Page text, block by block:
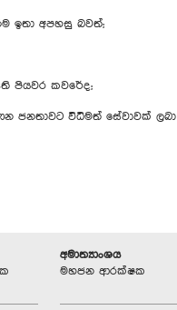
අපහසු බවත්;
පියවර කවරේද;
ජනතාවට විධිමත් සේවාවක්
අමාත්‍යාංශය
මහජන ආරක්ෂක